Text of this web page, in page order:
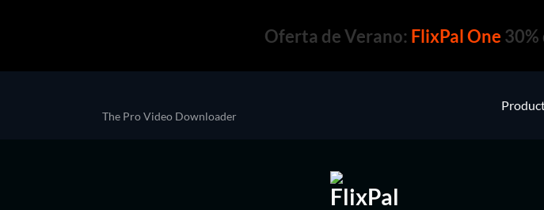
The Pro Video Downloader
Oferta de Verano: FlixPal One